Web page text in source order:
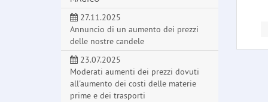
27.11.2025
Annuncio di un aumento dei prezzi
delle nostre candele
23.07.2025
Moderati aumenti dei prezzi dovuti
all'aumento dei costi delle materie
prime e dei trasporti